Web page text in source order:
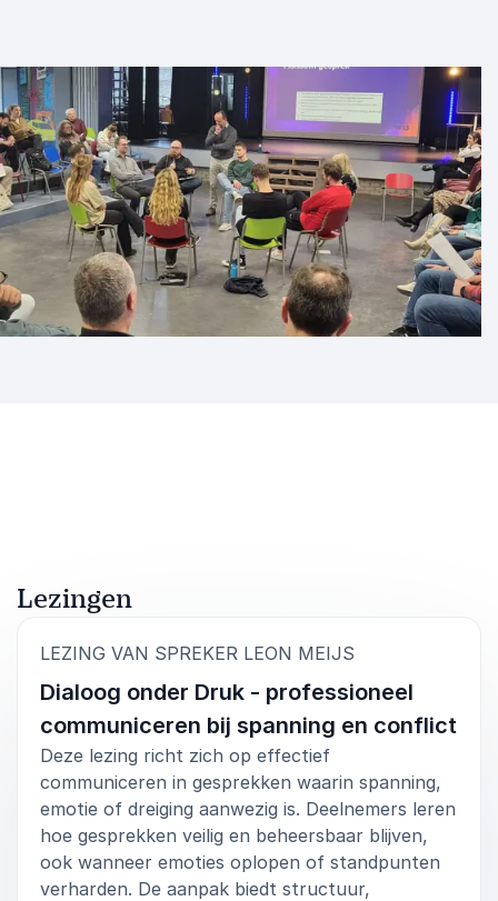
Lezingen
LEZING VAN SPREKER LEON MEIJS
Dialoog onder Druk - professioneel
communiceren bij spanning en conflict
Deze lezing richt zich op effectief
communiceren in gesprekken waarin spanning,
emotie of dreiging aanwezig is. Deelnemers leren
hoe gesprekken veilig en beheersbaar blijven,
ook wanneer emoties oplopen of standpunten
verharden. De aanpak biedt structuur,